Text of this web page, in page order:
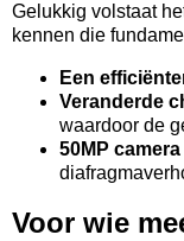
Gelukkig volstaat
kennen die
Een
Veranderde
waardoor de
50MP camera
Voor wie